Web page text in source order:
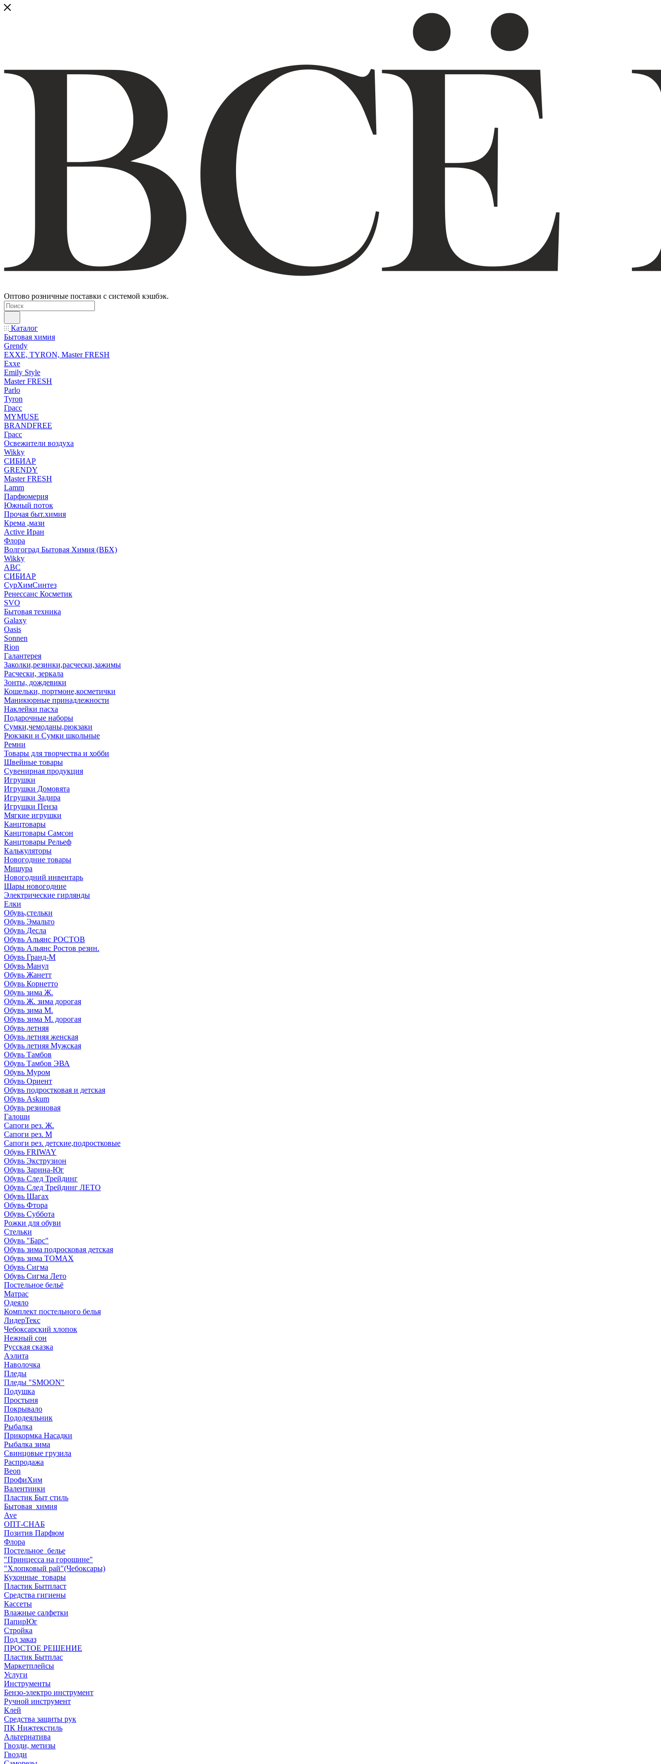
Оптово розничные поставки с системой кэшбэк.
Каталог
Бытовая химия
Grendy
EXXE, TYRON, Master FRESH
Exxe
Emily Style
Master FRESH
Parlo
Tyron
Грасс
MYMUSE
BRANDFREE
Грасс
Освежители воздуха
Wikky
СИБИАР
GRENDY
Master FRESH
Lamm
Парфюмерия
Южный поток
Прочая быт.химия
Крема ,мази
Аctive Иран
Флора
Волгоград Бытовая Химия (ВБХ)
Wikky
АВС
СИБИАР
СурХимСинтез
Ренессанс Косметик
SVO
Бытовая техника
Galaxy
Oasis
Sonnen
Rion
Галантерея
Заколки,резинки,расчески,зажимы
Расчески, зеркала
Зонты, дождевики
Кошельки, портмоне,косметички
Маникюрные принадлежности
Наклейки пасха
Подарочные наборы
Сумки,чемоданы,рюкзаки
Рюкзаки и Сумки школьные
Ремни
Товары для творчества и хобби
Швейные товары
Сувенирная продукция
Игрушки
Игрушки Домовята
Игрушки Задира
Игрушки Пенза
Мягкие игрушки
Канцтовары
Канцтовары Самсон
Канцтовары Рельеф
Калькуляторы
Новогодние товары
Мишура
Новогодний инвентарь
Шары новогодние
Электрические гирлянды
Елки
Обувь,стельки
Обувь Эмальто
Обувь Десла
Обувь Альянс РОСТОВ
Обувь Альянс Ростов резин.
Обувь Гранд-М
Обувь Манул
Обувь Жанетт
Обувь Корнетто
Обувь зима Ж.
Обувь Ж. зима дорогая
Обувь зима М.
Обувь зима М. дорогая
Обувь летняя
Обувь летняя женская
Обувь летняя Мужская
Обувь Тамбов
Обувь Тамбов ЭВА
Обувь Муром
Обувь Ориент
Обувь подростковая и детская
Обувь Askum
Обувь резиновая
Галоши
Сапоги рез. Ж.
Сапоги рез. М
Сапоги рез. детские,подростковые
Обувь FRIWAY
Обувь Экструзион
Обувь Зарина-Юг
Обувь След Трейдинг
Обувь След Трейдинг ЛЕТО
Обувь Шагах
Обувь Фтора
Обувь Суббота
Рожки для обуви
Стельки
Обувь "Барс"
Обувь зима подросковая детская
Обувь зима ТОМАХ
Обувь Сигма
Обувь Сигма Лето
Постельное бельё
Матрас
Одеяло
Комплект постельного белья
ЛидерТекс
Чебоксарский хлопок
Нежный сон
Русская сказка
Аэлита
Наволочка
Пледы
Пледы "SMOON"
Подушка
Простыня
Покрывало
Пододеяльник
Рыбалка
Прикормка Насадки
Рыбалка зима
Свинцовые грузила
Распродажа
Beon
ПрофиХим
Валентинки
Пластик Быт стиль
Бытовая_химия
Ave
ОПТ-СНАБ
Позитив Парфюм
Флора
Постельное_белье
"Принцесса на горошине"
"Хлопковый рай"(Чебоксары)
Кухонные_товары
Пластик Бытпласт
Средства гигиены
Кассеты
Влажные салфетки
ПапирЮг
Стройка
Под заказ
ПРОСТОЕ РЕШЕНИЕ
Пластик Бытплас
Маркетплейсы
Услуги
Инструменты
Бензо-электро инструмент
Ручной инструмент
Клей
Средства защиты рук
ПК Нижтекстиль
Альтернатива
Гвозди, метизы
Гвозди